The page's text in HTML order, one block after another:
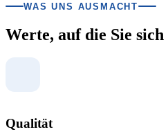
WAS UNS AUSMACHT
Werte, auf die Sie
Qualität